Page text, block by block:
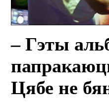
– Гэты
Цябе не